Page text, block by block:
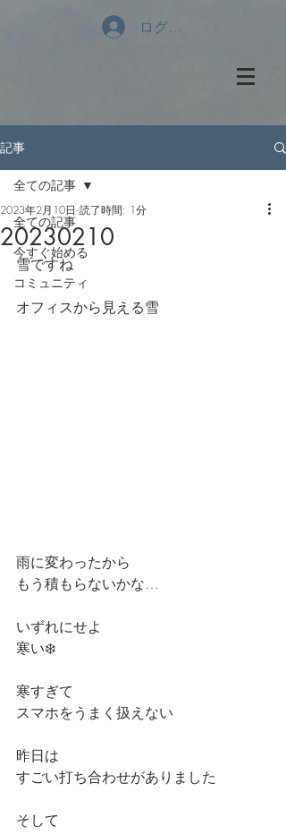
ログイン
記事
全ての記事
今すぐ始める
コミュニティ
全ての記事
20230210
2023年2月10日 読了時間: 1分
雪ですね
オフィスから見える雪
雨に変わったから
もう積もらないかな…
いずれにせよ
寒い❄️
寒すぎて
スマホをうまく扱えない
昨日は
すごい打ち合わせがありました
そして